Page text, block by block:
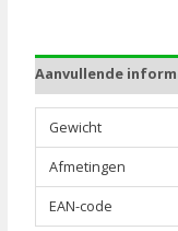
Aanvullende
Gewicht
Afmetingen
EAN-code